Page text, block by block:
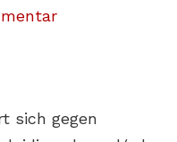
sich gegen